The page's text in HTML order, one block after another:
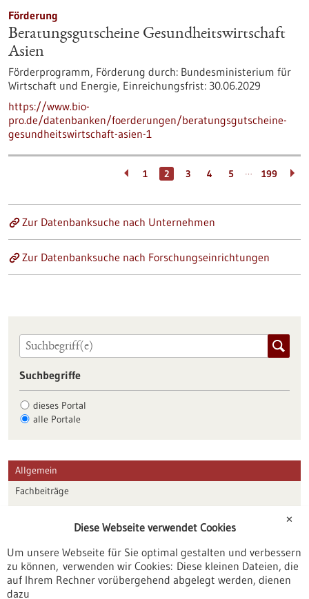
Förderung
Beratungsgutscheine Gesundheitswirtschaft
Asien
Förderprogramm, Förderung durch: Bundesministerium für
Wirtschaft und Energie, Einreichungsfrist: 30.06.2029
https://www.bio-
pro.de/datenbanken/foerderungen/beratungsgutscheine-
gesundheitswirtschaft-asien-1
1 2 3 4 5 … 199
Zur Datenbanksuche nach Unternehmen
Zur Datenbanksuche nach Forschungseinrichtungen
Suchbegriffe
dieses Portal
alle Portale
Allgemein
Fachbeiträge
Veranstaltungen
Erscheinungsdatum
✕
Diese Webseite verwendet Cookies
Um unsere Webseite für Sie optimal gestalten und verbessern
zu können, verwenden wir Cookies: Diese kleinen Dateien, die
auf Ihrem Rechner vorübergehend abgelegt werden, dienen
dazu